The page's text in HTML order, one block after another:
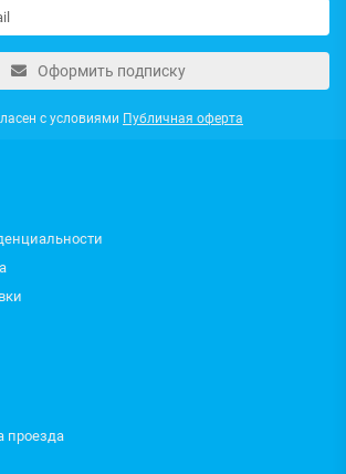
Оформить подписку
с условиями Публичная оферта
проезда